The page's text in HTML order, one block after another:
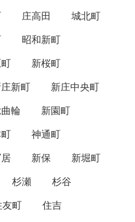
庄高田
城北町
昭和新町
新桜町
新町
新庄中央町
輪
新園町
神通町
新保
新堀町
杉瀬
杉谷
友町
住吉